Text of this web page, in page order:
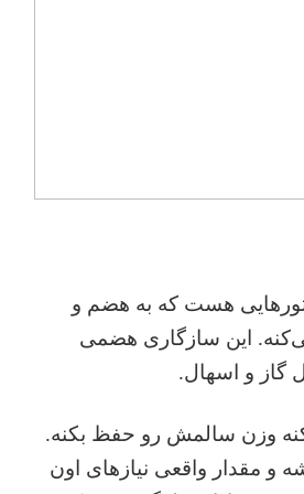
هست که به هضم و
این سازگاری هضمی
و اسهال.
وزن سالمش رو حفظ بکنه.
و مقدار واقعی نیازهای اون